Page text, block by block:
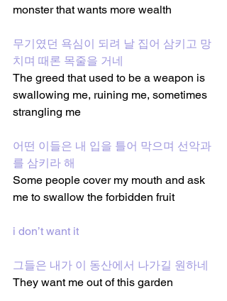
monster that wants more wealth
무기였던 욕심이 되려 날 집어 삼키고 망
치며 때론 목줄을 거네
The greed that used to be a weapon is
swallowing me, ruining me, sometimes
strangling me
어떤 이들은 내 입을 틀어 막으며 선악과
를 삼키라 해
Some people cover my mouth and ask
me to swallow the forbidden fruit
i don’t want it
그들은 내가 이 동산에서 나가길 원하네
They want me out of this garden